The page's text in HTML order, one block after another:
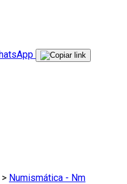
> Numismática - Nm